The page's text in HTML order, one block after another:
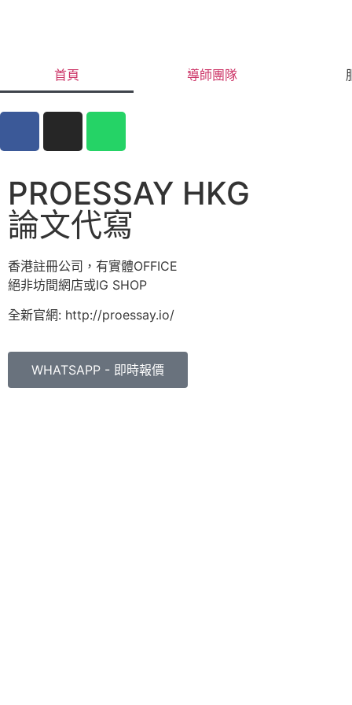
首頁 導師團隊
PROESSAY HKG
論文代寫
香港註冊公司，有實體OFFICE
絕非坊間網店或IG SHOP
全新官網: http://proessay.io/
WHATSAPP - 即時報價